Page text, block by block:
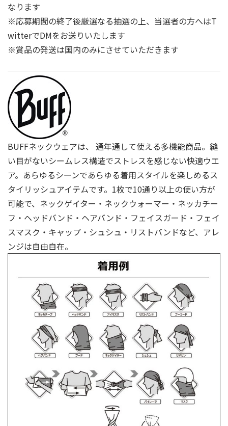
なります
※応募期間の終了後厳選なる抽選の上、当選者の方へはT
witterでDMをお送りいたします
※賞品の発送は国内のみにさせていただきます
BUFFネックウェアは、 通年通して使える多機能商品。縫
い⽬がないシームレス構造でストレスを感じない快適ウエ
ア。あらゆるシーンであらゆる着用スタイルを楽しめるス
タイリッシュアイテムです。1枚で10通り以上の使い方が
可能で、ネックゲイター・ネックウォーマー・ネッカチー
フ・ヘッドバンド・ヘアバンド・フェイスガード・フェイ
スマスク・キャップ・シュシュ・リストバンドなど、アレ
ンジは自由自在。